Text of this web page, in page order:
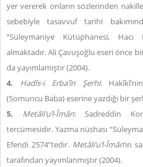
yer vererek onların sözlerinden
sebebiyle tasavvuf tarihi
“Süleymaniye Kütüphanesi,
almaktadır. Ali Çavuşoğlu eseri önce
da yayımlamıştır (2004).
4.
Hadîs-i Erba’în Şerhi:
(Somuncu Baba) eserine yazdığı bir
5.
Metâli’u’l-Îmân: Sadreddin
tercümesidir. Yazma nüshası
Efendi 2574”tedir. Metâli’u’l-Îmân’ın
tarafından yayımlanmıştır (2004).